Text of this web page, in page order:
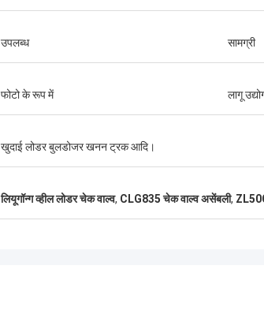
उपलब्ध सामग्री
फोटो के रूप में लागू
खुदाई लोडर बुलडोजर खनन ट्रक आदि।
लियूगॉन्ग व्हील लोडर चेक वाल्व, CLG835 चेक वाल्व असेंबली,